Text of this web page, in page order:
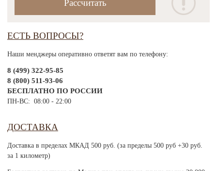
ЕСТЬ ВОПРОСЫ?
Наши менджеры оперативно ответят вам по телефону:
8 (499) 322-95-85
8 (800) 511-93-06
БЕСПЛАТНО ПО РОССИИ
ПН-ВС: 08:00 - 22:00
ДОСТАВКА
Доставка в пределах МКАД 500 руб. (за пределы 500 руб +30 руб.
за 1 километр)